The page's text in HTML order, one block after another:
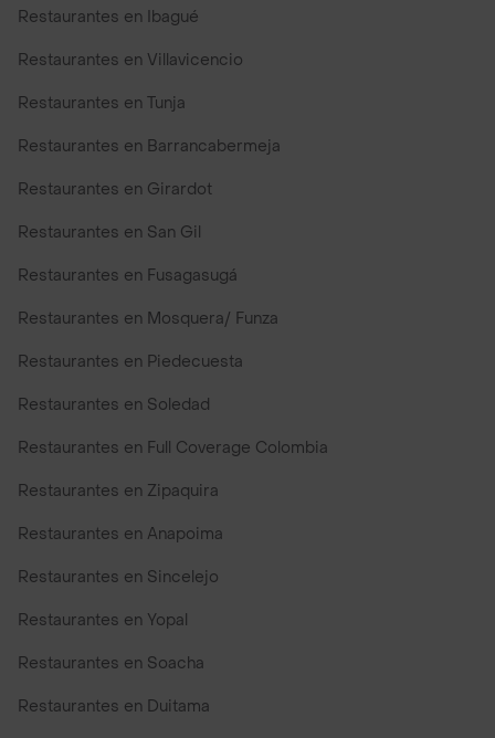
Restaurantes en Ibagué
Restaurantes en Villavicencio
Restaurantes en Tunja
Restaurantes en Barrancabermeja
Restaurantes en Girardot
Restaurantes en San Gil
Restaurantes en Fusagasugá
Restaurantes en Mosquera/ Funza
Restaurantes en Piedecuesta
Restaurantes en Soledad
Restaurantes en Full Coverage Colombia
Restaurantes en Zipaquira
Restaurantes en Anapoima
Restaurantes en Sincelejo
Restaurantes en Yopal
Restaurantes en Soacha
Restaurantes en Duitama